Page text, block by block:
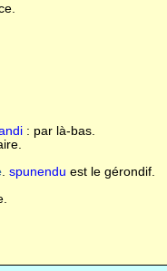
: par là-bas.
. spunendu est le gérondif.